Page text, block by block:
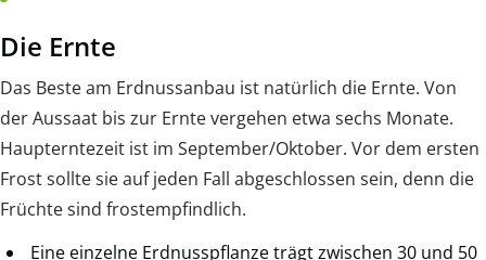
Die Ernte
Das Beste am Erdnussanbau ist natürlich die Ernte. Von
der Aussaat bis zur Ernte vergehen etwa sechs Monate.
Haupterntezeit ist im September/Oktober. Vor dem ersten
Frost sollte sie auf jeden Fall abgeschlossen sein, denn die
Früchte sind frostempfindlich.
Eine einzelne Erdnusspflanze trägt zwischen 30 und 50